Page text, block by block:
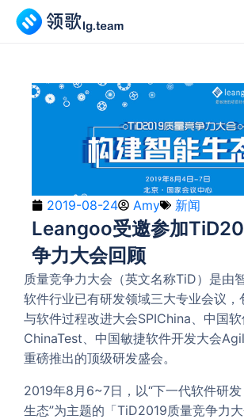
2019-08-24 Amy 新闻
Leangoo受邀参加
争力大会回顾
质量竞争力大会（英文名称TiD）是由
软件行业已有研发领域三大专业会议，
与软件过程改进大会SPIChina、中国
ChinaTest、中国敏捷软件开发大会
重磅推出的顶级研发盛会。
2019年8月6~7日，以“下一代软件研
生态”为主题的「TiD2019质量竞争力